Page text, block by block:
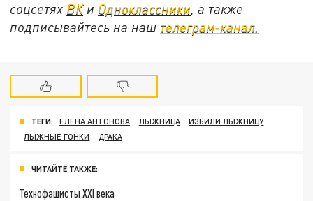
соцсетях ВКи Одноклассники, а также
подписывайтесь на наш телеграм-канал.
ТЕГИ: ЕЛЕНА АНТОНОВА ЛЫЖНИЦА
ИЗБИЛИ ЛЫЖНИЦУ
ЛЫЖНЫЕ ГОНКИ
ДРАКА
ЧИТАЙТЕ ТАКЖЕ:
Технофашисты XXI века